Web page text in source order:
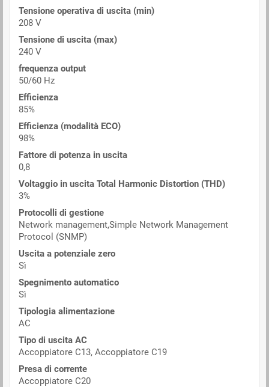
Tensione operativa di uscita (min)
208 V
Tensione di uscita (max)
240 V
frequenza output
50/60 Hz
Efficienza
85%
Efficienza (modalità ECO)
98%
Fattore di potenza in uscita
0,8
Voltaggio in uscita Total Harmonic Distortion (THD)
3%
Protocolli di gestione
Network management,Simple Network Management
Protocol (SNMP)
Uscita a potenziale zero
Sì
Spegnimento automatico
Sì
Tipologia alimentazione
AC
Tipo di uscita AC
Accoppiatore C13, Accoppiatore C19
Presa di corrente
Accoppiatore C20